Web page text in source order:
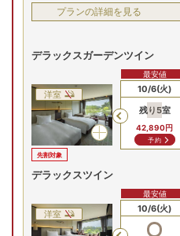
プランの詳細を見る
デラックスガーデンツイン
洋室
先割対象
Previous
10/4(日) 10/5(月)
10/6(火)
残り 5室
42,890円
予約
最安値
デラックスツイン
洋室
10/4(日) 10/5(月) 10/6(火)
最安値